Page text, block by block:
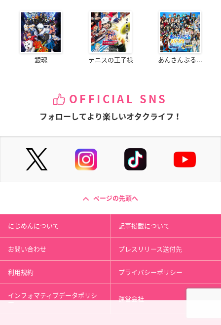
銀魂 テニスの王子様 あんさんぶる...
OFFICIAL SNS
フォローしてより楽しいオタクライフ！
ページの先頭へ
にじめんについて 記事掲載について
お問い合わせ プレスリリース送付先
利用規約 プライバシーポリシー
インフォマティブデータポリシ
ー 運営会社